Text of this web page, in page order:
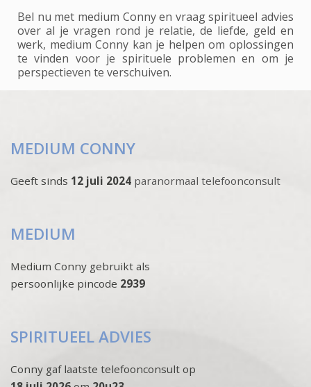
Bel nu met medium Conny en vraag spiritueel advies
over al je vragen rond je relatie, de liefde, geld en
werk, medium Conny kan je helpen om oplossingen
te vinden voor je spirituele problemen en om je
perspectieven te verschuiven.
MEDIUM CONNY
Geeft sinds 12 juli 2024 paranormaal telefoonconsult
MEDIUM
Medium Conny gebruikt als
persoonlijke pincode 2939
SPIRITUEEL ADVIES
Conny gaf laatste telefoonconsult op